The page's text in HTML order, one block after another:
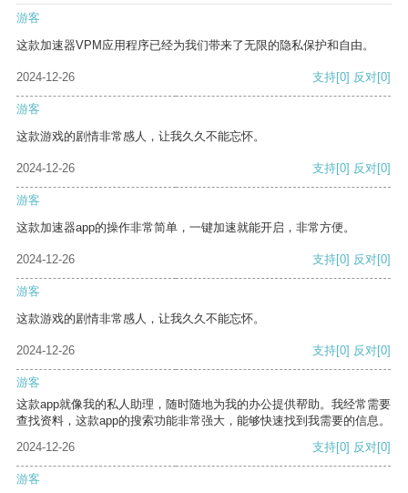
游客
这款加速器VPM应用程序已经为我们带来了无限的隐私保护和自由。
2024-12-26 支持[0] 反对[0]
游客
这款游戏的剧情非常感人，让我久久不能忘怀。
2024-12-26 支持[0] 反对[0]
游客
这款加速器app的操作非常简单，一键加速就能开启，非常方便。
2024-12-26 支持[0] 反对[0]
游客
这款游戏的剧情非常感人，让我久久不能忘怀。
2024-12-26 支持[0] 反对[0]
游客
这款app就像我的私人助理，随时随地为我的办公提供帮助。我经常需要
查找资料，这款app的搜索功能非常强大，能够快速找到我需要的信息。
2024-12-26
支持[0] 反对[0]
游客